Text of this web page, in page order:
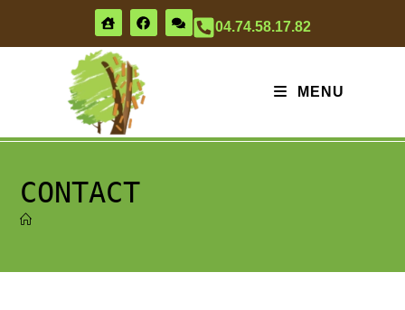
04.74.58.17.82
MENU
CONTACT